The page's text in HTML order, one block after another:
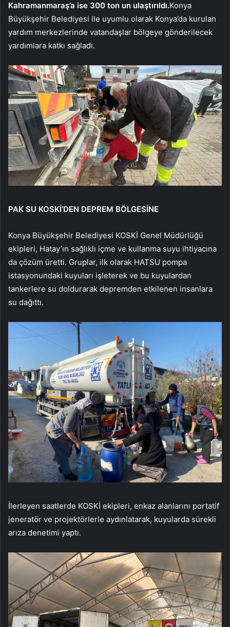
Kahramanmaraş’a ise 300 ton un ulaştırıldı.Konya
Büyükşehir Belediyesi ile uyumlu olarak Konya’da kurulan
yardım merkezlerinde vatandaşlar bölgeye gönderilecek
yardımlara katkı sağladı.
PAK SU KOSKİ’DEN DEPREM BÖLGESİNE
Konya Büyükşehir Belediyesi KOSKİ Genel Müdürlüğü
ekipleri, Hatay’ın sağlıklı içme ve kullanma suyu ihtiyacına
da çözüm üretti. Gruplar, ilk olarak HATSU pompa
istasyonundaki kuyuları işleterek ve bu kuyulardan
tankerlere su doldurarak depremden etkilenen insanlara
su dağıttı.
İlerleyen saatlerde KOSKİ ekipleri, enkaz alanlarını portatif
jeneratör ve projektörlerle aydınlatarak, kuyularda sürekli
arıza denetimi yaptı.